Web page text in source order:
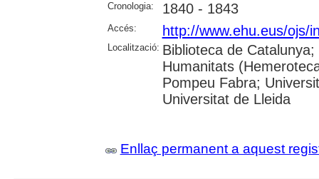
Cronologia: 1840 - 1843
Accés: http://www.ehu.eus/ojs/
Localització: Biblioteca de
Humanitats
Pompeu Fabra;
Universitat de Lleida
Enllaç permanent a aquest